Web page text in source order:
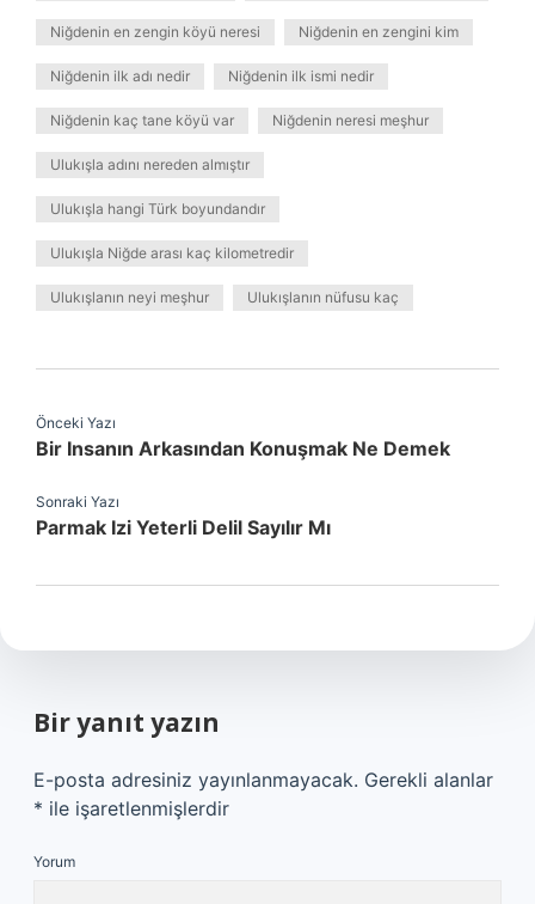
Niğdenin en zengin köyü neresi Niğdenin en zengini kim
Niğdenin ilk adı nedir Niğdenin ilk ismi nedir
Niğdenin kaç tane köyü var Niğdenin neresi meşhur
Ulukışla adını nereden almıştır
Ulukışla hangi Türk boyundandır
Ulukışla Niğde arası kaç kilometredir
Ulukışlanın neyi meşhur Ulukışlanın nüfusu kaç
Önceki Yazı
Bir Insanın Arkasından Konuşmak Ne Demek
Sonraki Yazı
Parmak Izi Yeterli Delil Sayılır Mı
Bir yanıt yazın
E-posta adresiniz yayınlanmayacak. Gerekli alanlar
* ile işaretlenmişlerdir
Yorum